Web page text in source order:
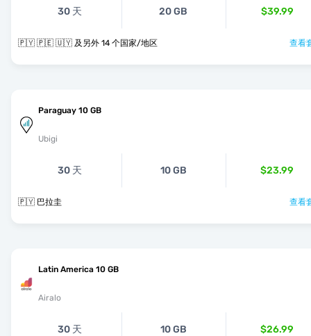
30 天 20 GB $39.99
🇵🇾 🇵🇪 🇺🇾 及另外 14 个国家/地区 查看
Paraguay 10 GB
Ubigi
30 天 10 GB $23.99
🇵🇾 巴拉圭 查看
Latin America 10 GB
Airalo
30 天 10 GB $26.99